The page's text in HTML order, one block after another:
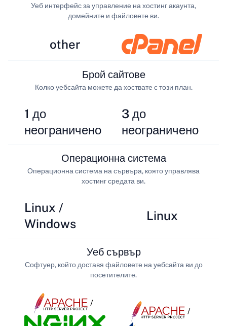
other
Уеб интерфейс за управление на хостинг акаунта,
домейните и файловете ви.
1 до
неограничено
Брой сайтове
Колко уебсайта можете да хоствате с този план.
3 до
неограничено
Linux /
Windows
Операционна система
Операционна система на сървъра, която управлява
хостинг средата ви.
Linux
/
Уеб сървър
Софтуер, който доставя файловете на уебсайта ви до
посетителите.
/